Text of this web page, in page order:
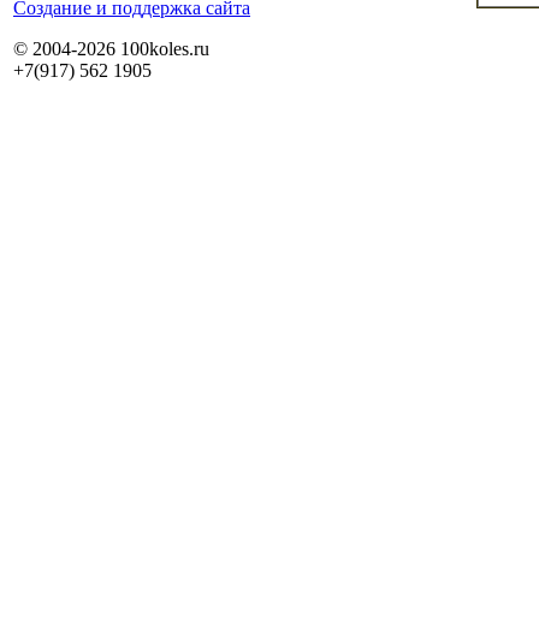
Cоздание и поддержка сайта
© 2004-2026 100koles.ru
+7(917) 562 1905